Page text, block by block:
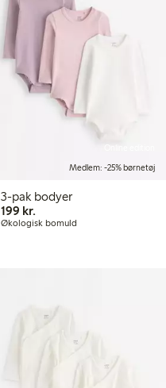
Medlem: -25% børnetøj
3-pak bodyer
199 kr.
Økologisk bomuld